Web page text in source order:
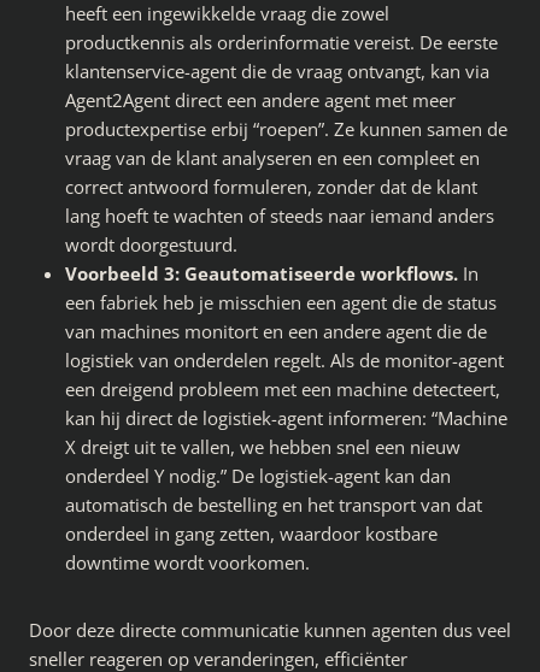
heeft een ingewikkelde vraag die zowel
productkennis als orderinformatie vereist. De eerste
klantenservice-agent die de vraag ontvangt, kan via
Agent2Agent direct een andere agent met meer
productexpertise erbij “roepen”. Ze kunnen samen de
vraag van de klant analyseren en een compleet en
correct antwoord formuleren, zonder dat de klant
lang hoeft te wachten of steeds naar iemand anders
wordt doorgestuurd.
Voorbeeld 3: Geautomatiseerde workflows. In
een fabriek heb je misschien een agent die de status
van machines monitort en een andere agent die de
logistiek van onderdelen regelt. Als de monitor-agent
een dreigend probleem met een machine detecteert,
kan hij direct de logistiek-agent informeren: “Machine
X dreigt uit te vallen, we hebben snel een nieuw
onderdeel Y nodig.” De logistiek-agent kan dan
automatisch de bestelling en het transport van dat
onderdeel in gang zetten, waardoor kostbare
downtime wordt voorkomen.
Door deze directe communicatie kunnen agenten dus veel
sneller reageren op veranderingen, efficiënter